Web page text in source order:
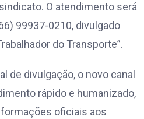
O atendimento será
99937-0210, divulgado
do Transporte”.
de divulgação, o novo canal
rápido e humanizado,
oficiais aos